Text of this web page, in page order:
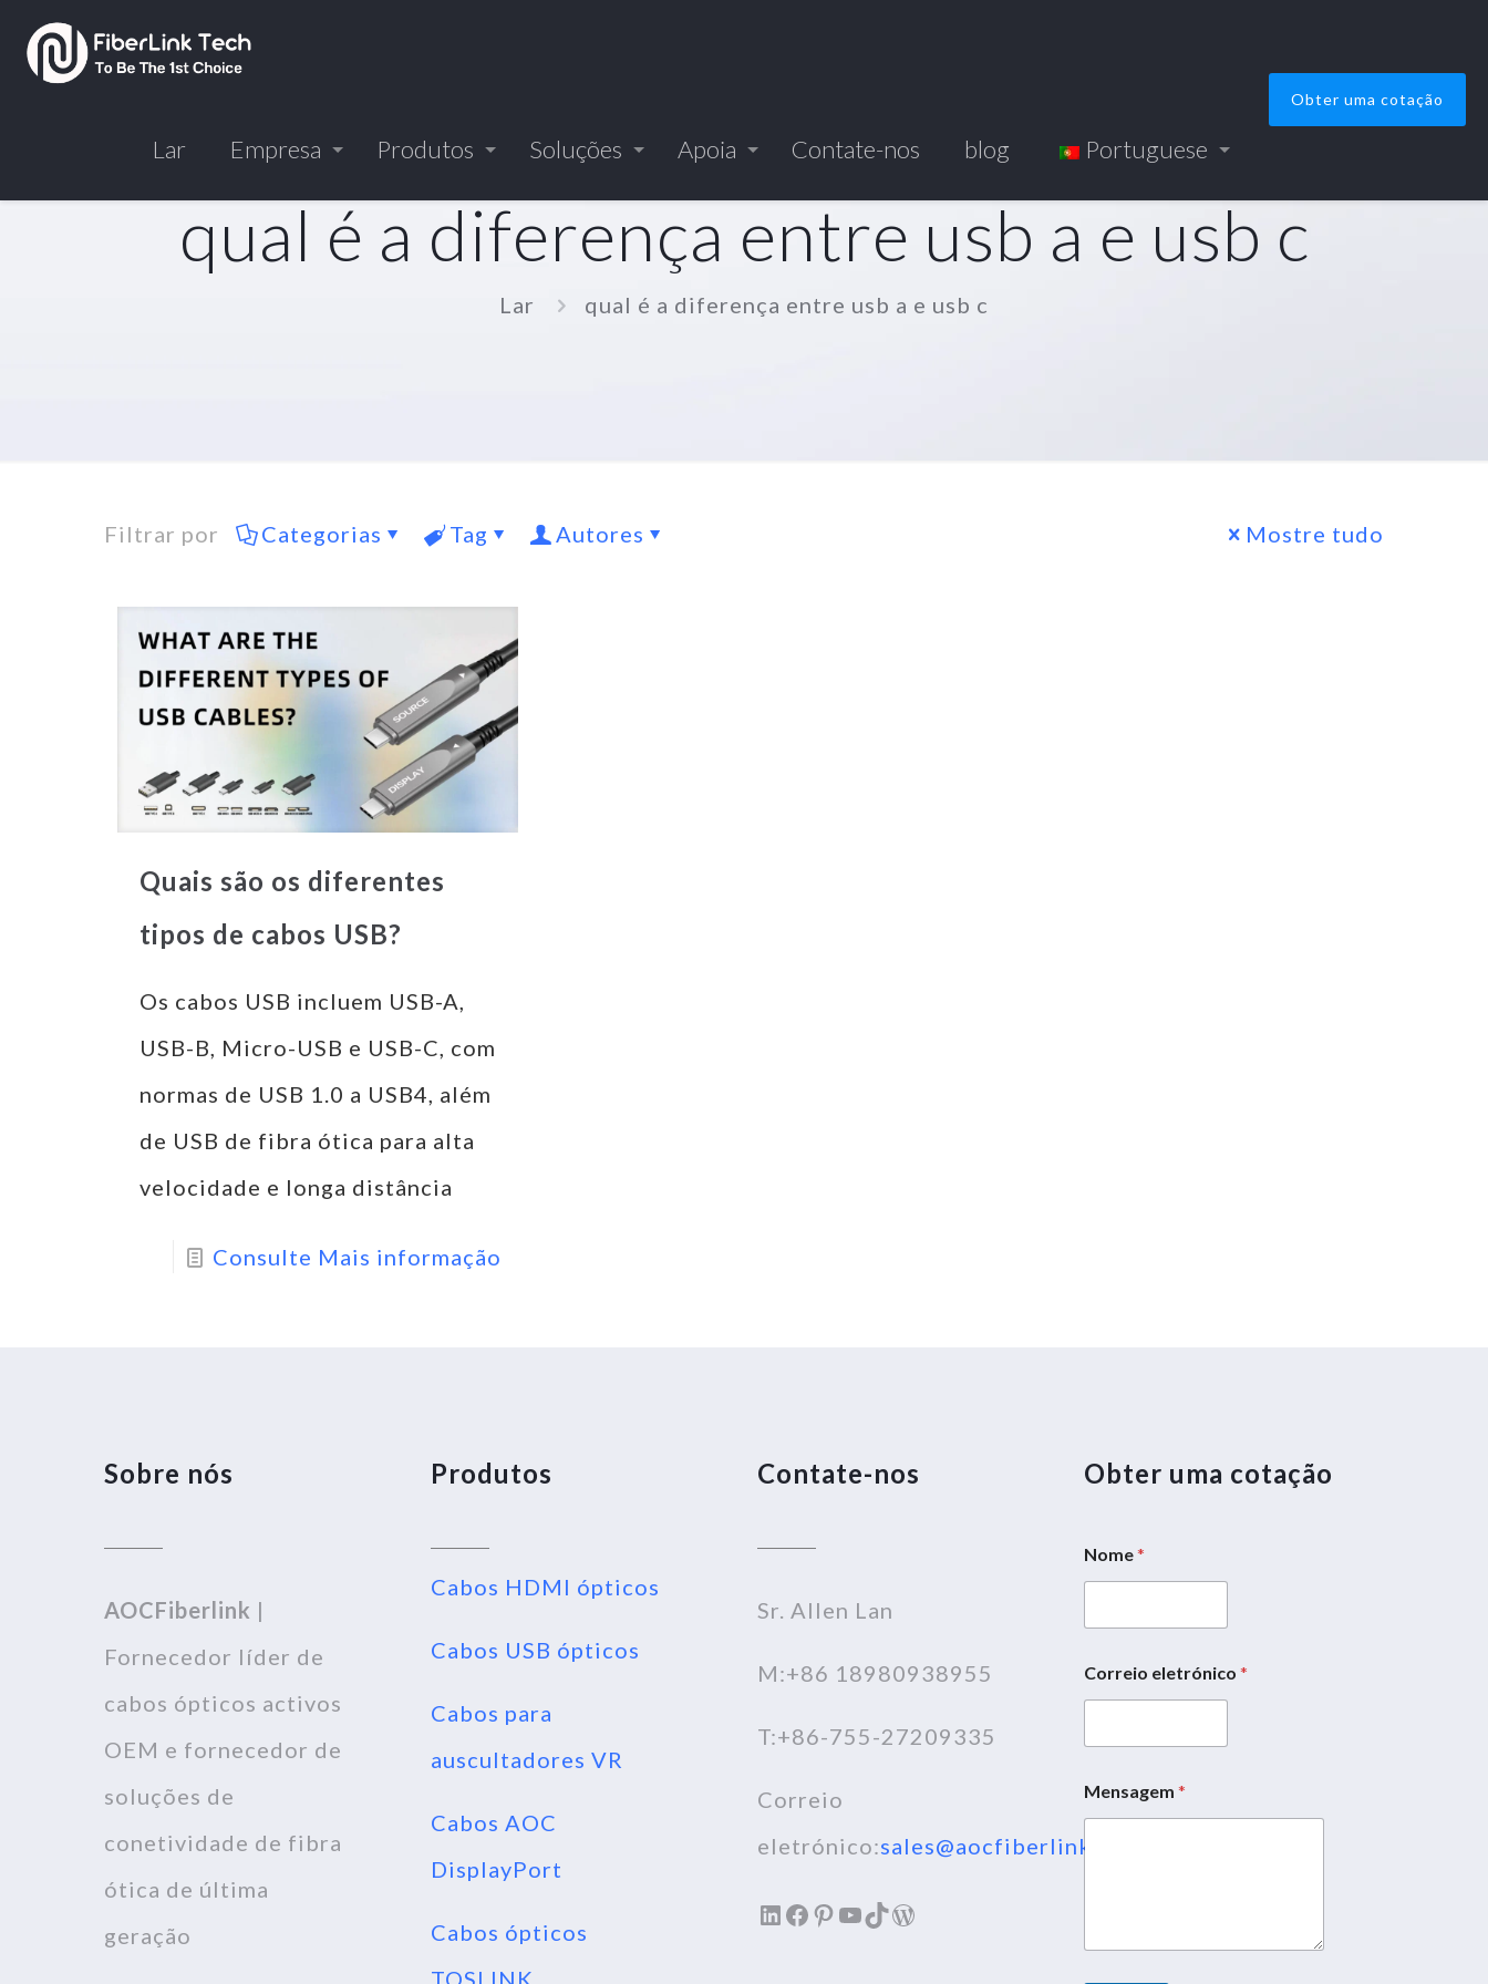
Lar Empresa Produtos Soluções Apoia Contate-nos blog Portuguese
Obter uma cotação
qual é a diferença entre usb a e usb c
Lar qual é a diferença entre usb a e usb c
Filtrar por Categorias Tag Autores Mostre tudo
Quais são os diferentes
tipos de cabos USB?
Os cabos USB incluem USB-A,
USB-B, Micro-USB e USB-C, com
normas de USB 1.0 a USB4, além
de USB de fibra ótica para alta
velocidade e longa distância
Consulte Mais informação
Sobre nós
AOCFiberlink |
Fornecedor líder de
cabos ópticos activos
OEM e fornecedor de
soluções de
conetividade de fibra
ótica de última
geração
Produtos
Cabos HDMI ópticos
Cabos USB ópticos
Cabos para
auscultadores VR
Cabos AOC
DisplayPort
Cabos ópticos
TOSLINK
Contate-nos
Sr. Allen Lan
M:+86 18980938955
T:+86-755-27209335
Correio
eletrónico:sales@aocfiberlink.com
LinkedIn
Facebook
Pinterest
YouTube
TikTok
WordPress
Obter uma cotação
Nome*
*
o
e
Correio eletrónico *
Mensagem *